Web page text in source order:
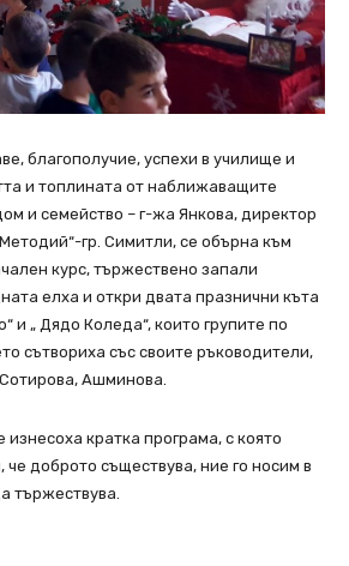
благополучие, успехи в училище и
и топлината от наближаващите
и семейство – г-жа Янкова, директор
гр. Симитли, се обърна към
курс, тържествено запали
елха и откри двата празнични къта
и „ Дядо Коледа“, които групите по
сътвориха със своите ръководители,
Ашминова.
изнесоха кратка програма, с която
че доброто съществува, ние го носим в
тържествува.